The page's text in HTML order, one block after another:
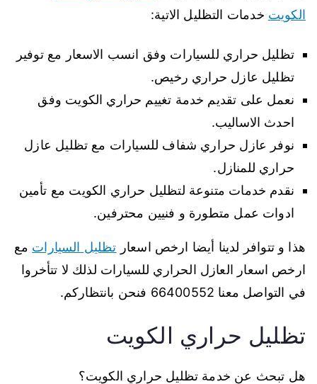
الكويت خدمات التظليل الاتية:
تظليل حراري للسيارات وفق انسب الاسعار مع توفير
تظليل عازل حراري رخيص.
نعمل على تقديم خدمة تغييم حراري الكويت وفق
احدث الاساليب.
نوفر عازل حراري شفاف للسيارات مع تظليل عازل
حراري للمنازل.
نقدم خدمات متنوعة لتظليل حراري الكويت مع تأمين
ادوات عمل متطورة و فنيين محترفين.
هذا و تتوافر لدينا أيضا ارخص اسعار تظليل السيارات مع
ارخص اسعار العازل الحراري للسيارات لذلك لا تتأخروا
في التواصل معنا 66400552 فنحن بانتظاركم.
تظليل حراري الكويت
هل تبحث عن خدمة تظليل حراري الكويت؟